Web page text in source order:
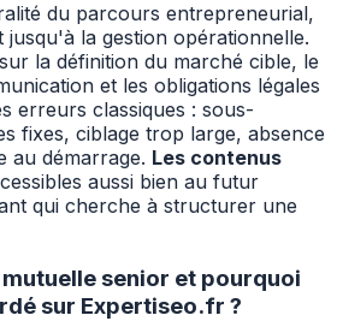
du parcours entrepreneurial,
la gestion opérationnelle.
la définition du marché cible, le
et les obligations légales
erreurs classiques : sous-
fixes, ciblage trop large, absence
au démarrage. Les contenus
aussi bien au futur
qui cherche à structurer une
senior et pourquoi
sur Expertiseo.fr ?